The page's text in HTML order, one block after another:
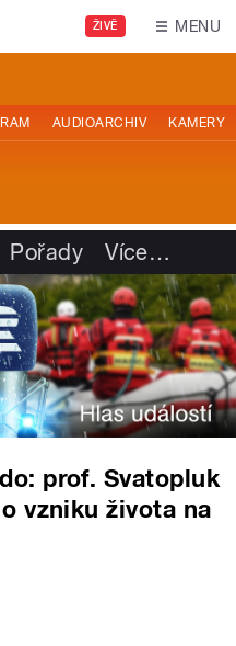
ŽIVĚ MENU
AUDIOARCHIV KAMERY
Pořady Více…
prof. Svatopluk
vzniku života na